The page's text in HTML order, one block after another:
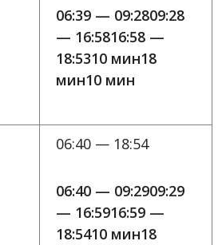
06:39 — 09:2809:28
— 16:5816:58 —
18:5310 мин18
мин10 мин
06:40 — 18:54
06:40 — 09:2909:29
— 16:5916:59 —
18:5410 мин18